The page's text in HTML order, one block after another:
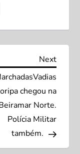
Next
Post
Next
chegou na
Norte.
Polícia Militar
também.